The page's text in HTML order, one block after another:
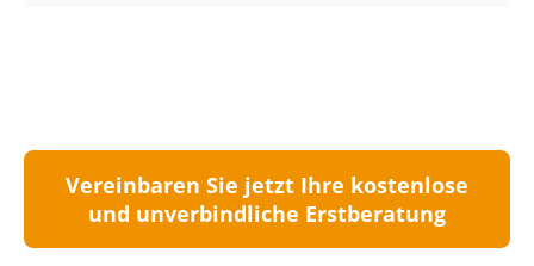
Vereinbaren Sie jetzt Ihre kostenlose
und unverbindliche Erstberatung